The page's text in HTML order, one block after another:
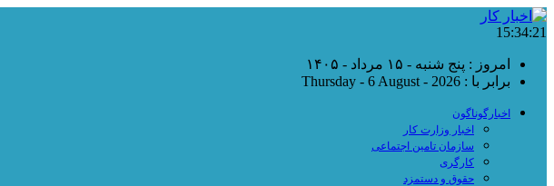
15:34:22
امروز : پنج شنبه - ۱۵ مرداد - ۱۴۰۵
برابر با : Thursday - 6 August - 2026
اخبارگوناگون
اخبار وزارت کار
سازمان تامین اجتماعی
کارگری
حقوق و دستمزد